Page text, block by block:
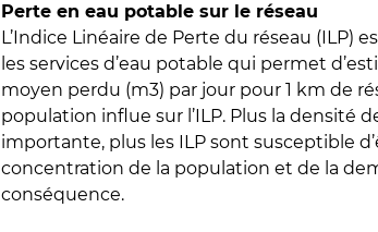
Perte en eau potable sur le réseau
L’Indice Linéaire de Perte du réseau (ILP)
les services d’eau potable qui permet
moyen perdu (m3) par jour pour 1 km de
population influe sur l’ILP. Plus la densité
importante, plus les ILP sont susceptible
concentration de la population et de la
conséquence.